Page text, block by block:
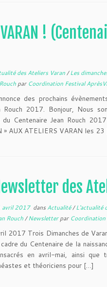
!
des Ateliers Varan/Les
par Coordination Festival
des prochains
2017. Bonjour, Nous
Centenaire Jean Rouch
» AUX ATELIERS VARAN les
des
avril 2017dans Actualité/L'actualité
Rouch/Newsletterpar Coordination
2017 Trois Dimanches de
du Centenaire de la
en avril-mai, ainsi que
et théoriciens pour […]